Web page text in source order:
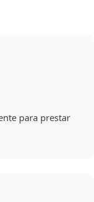
para prestar